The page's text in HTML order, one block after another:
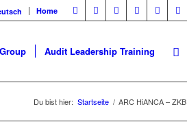
Home
Audit Leadership Training
Du bist hier: Startseite / ARC HiANCA – ZKB